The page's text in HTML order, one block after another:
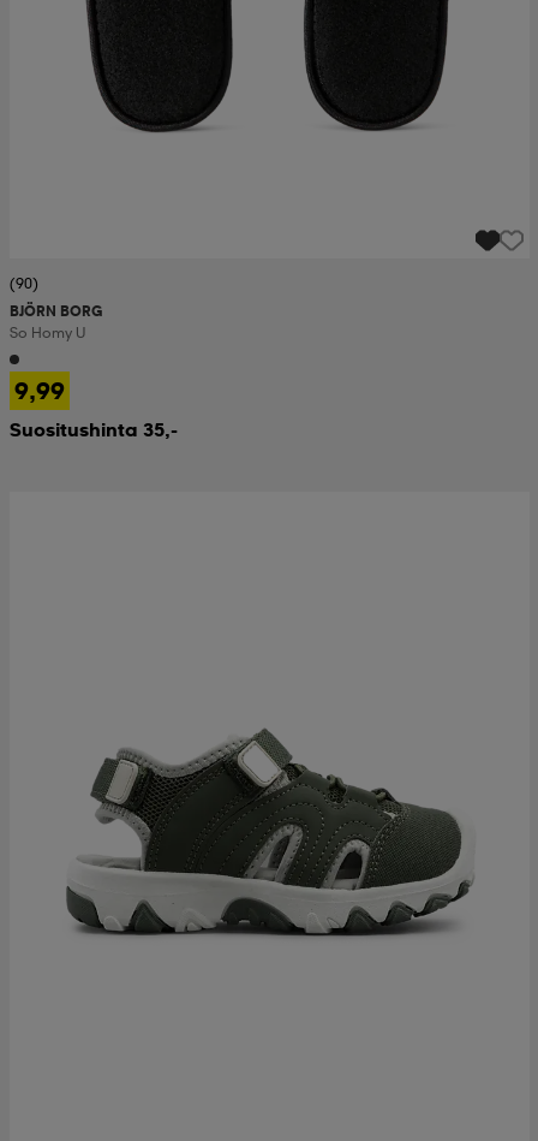
(90)
BJÖRN BORG
So Homy U
9,99
Suositushinta 35,-